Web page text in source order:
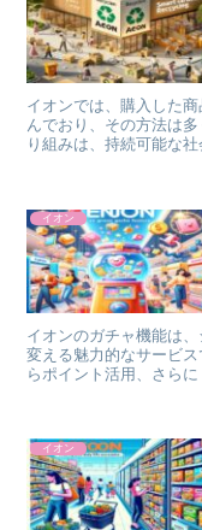
イオンでは、購入した
んでおり、その方法は
り組みは、持続可能な
イオン
イオンのガチャ機能は
変える魅力的なサービ
らポイント活用、さら
イオン